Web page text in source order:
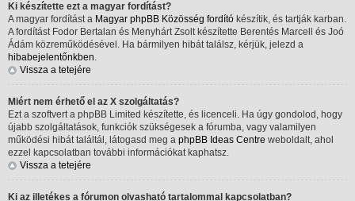
Ki készítette ezt a magyar fordítást?
A magyar fordítást a Magyar phpBB Közösség fordító készítik, és tartják karban.
A fordítást Fodor Bertalan és Menyhárt Zsolt készítette Berentés Marcell és Joó
Ádám közreműködésével. Ha bármilyen hibát találsz, kérjük, jelezd a
hibabejelentőnkben.
Vissza a tetejére
Miért nem érhető el az X szolgáltatás?
Ezt a szoftvert a phpBB Limited készítette, és licenceli. Ha úgy gondolod, hogy
újabb szolgáltatások, funkciók szükségesek a fórumba, vagy valamilyen
működési hibát találtál, látogasd meg a phpBB Ideas Centre weboldalt, ahol
ezzel kapcsolatban további információkat kaphatsz.
Vissza a tetejére
Ki az illetékes a fórumon olvasható tartalommal kapcsolatban?